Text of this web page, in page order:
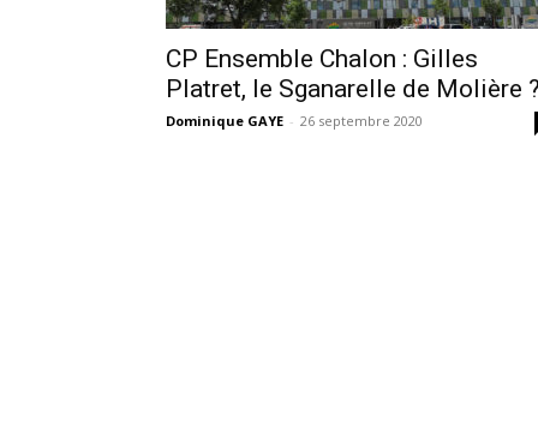
CP Ensemble Chalon : Gilles
Platret, le Sganarelle de Molière
Dominique GAYE - 26 septembre 2020